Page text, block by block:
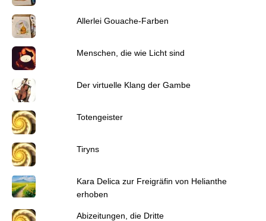
Allerlei Gouache-Farben
Menschen, die wie Licht sind
Der virtuelle Klang der Gambe
Totengeister
Tiryns
Kara Delica zur Freigräfin von Helianthe
erhoben
Abizeitungen, die Dritte